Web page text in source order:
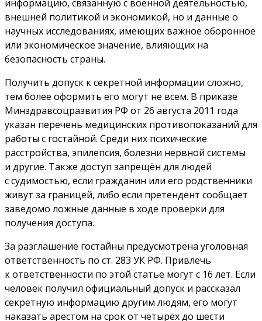
информацию, связанную с военной деятельностью,
внешней политикой и экономикой, но и данные о
научных исследованиях, имеющих важное оборонное
или экономическое значение, влияющих на
безопасность страны.
Получить допуск к секретной информации сложно,
тем более оформить его могут не всем. В приказе
Минздравсоцразвития РФ от 26 августа 2011 года
указан перечень медицинских противопоказаний для
работы с гостайной. Среди них психические
расстройства, эпилепсия, болезни нервной системы
и другие. Также доступ запрещён для людей
с судимостью, если гражданин или его родственники
живут за границей, либо если претендент сообщает
заведомо ложные данные в ходе проверки для
получения доступа.
За разглашение гостайны предусмотрена уголовная
ответственность по ст. 283 УК РФ. Привлечь
к ответственности по этой статье могут с 16 лет. Если
человек получил официальный допуск и рассказал
секретную информацию другим людям, его могут
наказать арестом на срок от четырёх до шести